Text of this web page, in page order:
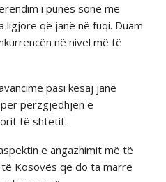
i punës sonë me
ligjore që janë në fuqi. Duam
në nivel më të
pasi kësaj janë
përzgjedhjen e
të shtetit.
e angazhimit më të
Kosovës që do ta marrë